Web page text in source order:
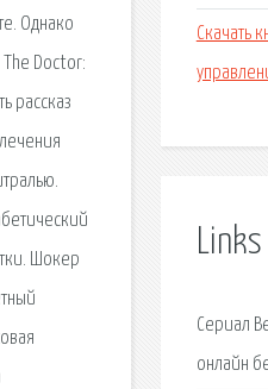
Однако
Doctor:
рассказ
Шокер
Скачать
Links
Сериал
онлайн